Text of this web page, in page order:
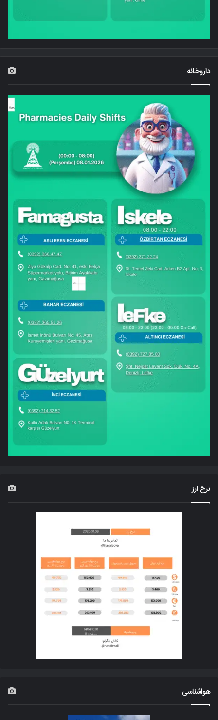
داروخانه
نرخ ارز
هواشناسی